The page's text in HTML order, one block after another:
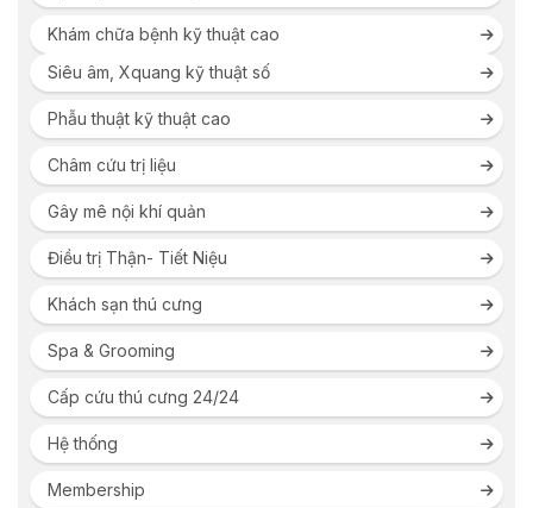
Khám chữa bệnh kỹ thuật cao
Siêu âm, Xquang kỹ thuật số
Phẫu thuật kỹ thuật cao
Châm cứu trị liệu
Gây mê nội khí quản
Điều trị Thận- Tiết Niệu
Khách sạn thú cưng
Spa & Grooming
Cấp cứu thú cưng 24/24
Hệ thống
Membership